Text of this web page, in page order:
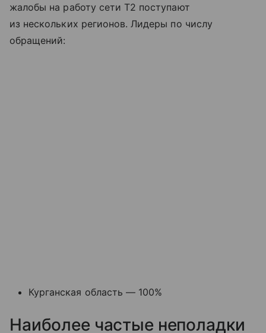
жалобы на работу сети T2 поступают
из нескольких регионов. Лидеры по числу
обращений:
Курганская область — 100%
Наиболее частые неполадки